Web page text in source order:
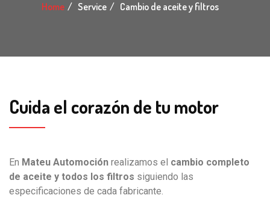
Home Service Cambio de aceite y filtros
Cuida el corazón de tu motor
En Mateu Automoción realizamos el cambio completo
de aceite y todos los filtros siguiendo las
especificaciones de cada fabricante.